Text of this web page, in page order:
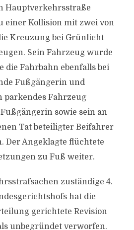
Hauptverkehrsstraße
einer Kollision mit zwei von
Kreuzung bei Grünlicht
Sein Fahrzeug wurde
die Fahrbahn ebenfalls bei
Fußgängerin und
parkendes Fahrzeug
sowie sein an
Tat beteiligter Beifahrer
Der Angeklagte flüchtete
zu Fuß weiter.
zuständige 4.
hat die
gerichtete Revision
unbegründet verworfen.